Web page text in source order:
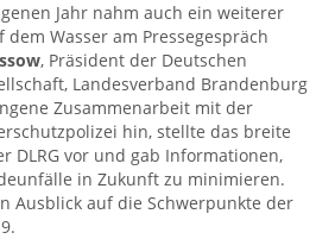
Jahr nahm auch ein weiterer
Wasser am Pressegespräch
, Präsident der Deutschen
Landesverband Brandenburg
Zusammenarbeit mit der
hin, stellte das breite
DLRG vor und gab Informationen,
in Zukunft zu minimieren.
Ausblick auf die Schwerpunkte der